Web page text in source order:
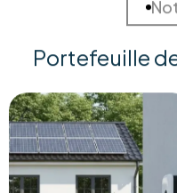
nous font confiance